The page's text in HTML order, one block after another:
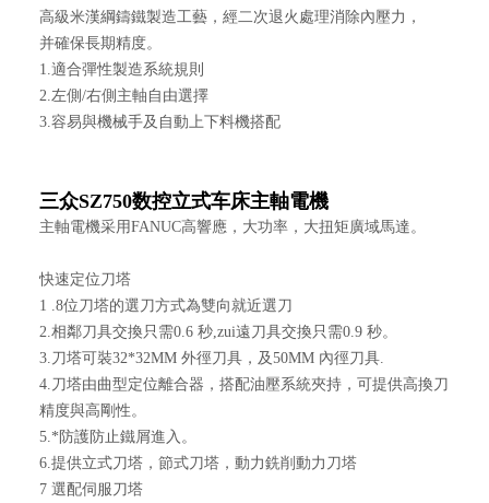
高級米漢綱鑄鐵製造工藝，經二次退火處理消除內壓力，
并確保長期精度。
1.適合彈性製造系統規則
2.左側/右側主軸自由選擇
3.容易與機械手及自動上下料機搭配
三众SZ750数控立式车床主軸電機
主軸電機采用FANUC高響應，大功率，大扭矩廣域馬達。
快速定位刀塔
1 .8位刀塔的選刀方式為雙向就近選刀
2.相鄰刀具交換只需0.6 秒,zui遠刀具交換只需0.9 秒。
3.刀塔可裝32*32MM 外徑刀具，及50MM 內徑刀具.
4.刀塔由曲型定位離合器，搭配油壓系統夾持，可提供高換刀
精度與高剛性。
5.*防護防止鐵屑進入。
6.提供立式刀塔，節式刀塔，動力銑削動力刀塔
7 選配伺服刀塔